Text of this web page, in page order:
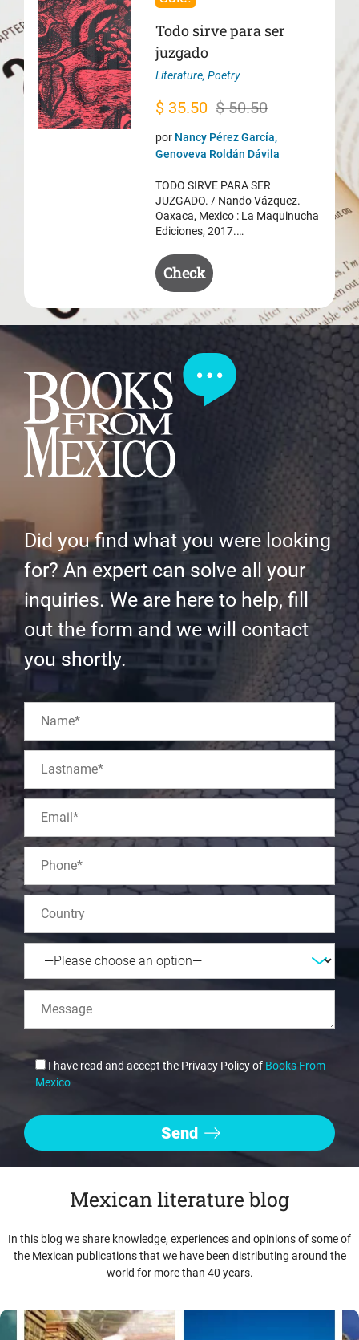
Todo sirve para ser
juzgado
Literature,Poetry
$50.50
Original
price
was:
$ 50.50.
$ 35.50
Current
price
is:
$ 35.50.
por Nancy Pérez García,
Genoveva Roldán Dávila
TODO SIRVE PARA SER
JUZGADO. / Nando Vázquez.
Oaxaca, Mexico : La Maquinucha
Ediciones, 2017.…
Check
Did you find what you were looking
for? An expert can solve all your
inquiries. We are here to help, fill
out the form and we will contact
you shortly.
I have read and accept the Privacy Policy of Books From
Mexico
Mexican literature blog
In this blog we share knowledge, experiences and opinions of some of
the Mexican publications that we have been distributing around the
world for more than 40 years.